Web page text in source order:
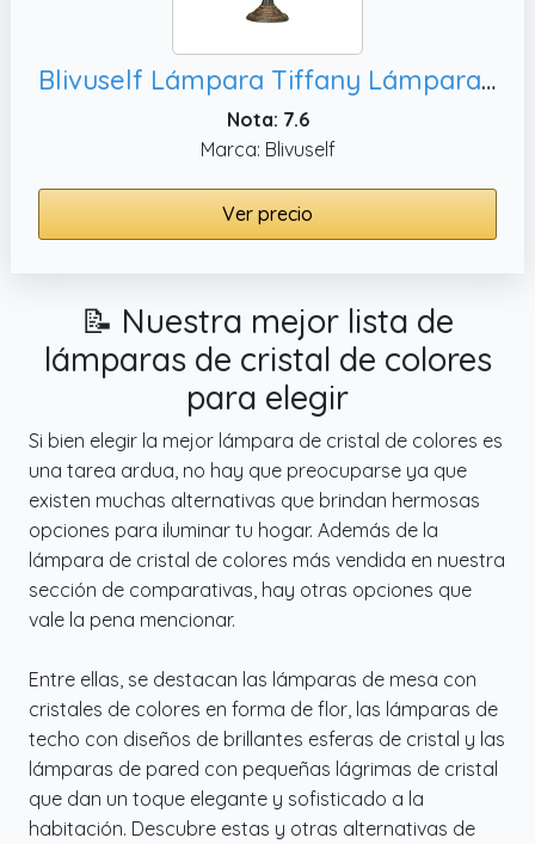
Blivuself Lámpara Tiffany Lámpara de cristal de colores Tulipán rosa Dormitorio Lámpara de mesa de lectura Luz de escritorio para la cabecera de la cama Sala de estar Oficina Dormitorio Comedor
Nota: 7.6
Marca: Blivuself
Ver precio
📝 Nuestra mejor lista de
lámparas de cristal de colores
para elegir
Si bien elegir la mejor lámpara de cristal de colores es
una tarea ardua, no hay que preocuparse ya que
existen muchas alternativas que brindan hermosas
opciones para iluminar tu hogar. Además de la
lámpara de cristal de colores más vendida en nuestra
sección de comparativas, hay otras opciones que
vale la pena mencionar.
Entre ellas, se destacan las lámparas de mesa con
cristales de colores en forma de flor, las lámparas de
techo con diseños de brillantes esferas de cristal y las
lámparas de pared con pequeñas lágrimas de cristal
que dan un toque elegante y sofisticado a la
habitación. Descubre estas y otras alternativas de